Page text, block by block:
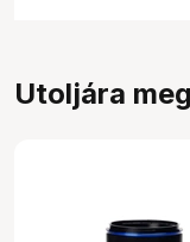
Utoljára